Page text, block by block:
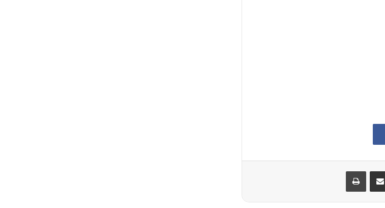
مشاركة عبر البريد طباعة